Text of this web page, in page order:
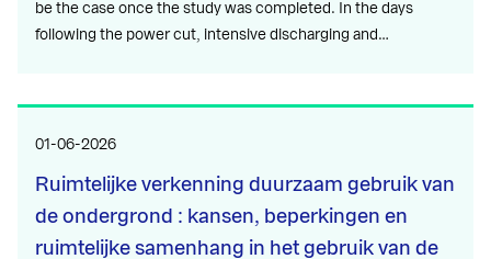
be the case once the study was completed. In the days
following the power cut, intensive discharging and…
01-06-2026
Ruimtelijke verkenning duurzaam gebruik van
de ondergrond : kansen, beperkingen en
ruimtelijke samenhang in het gebruik van de